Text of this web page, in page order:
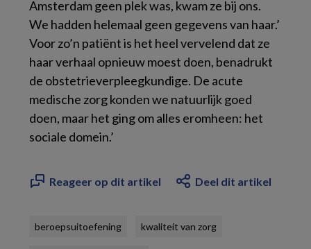
Amsterdam geen plek was, kwam ze bij ons.
We hadden helemaal geen gegevens van haar.’
Voor zo’n patiënt is het heel vervelend dat ze
haar verhaal opnieuw moest doen, benadrukt
de obstetrieverpleegkundige. De acute
medische zorg konden we natuurlijk goed
doen, maar het ging om alles eromheen: het
sociale domein.’
Reageer op dit artikel Deel dit artikel
beroepsuitoefening kwaliteit van zorg